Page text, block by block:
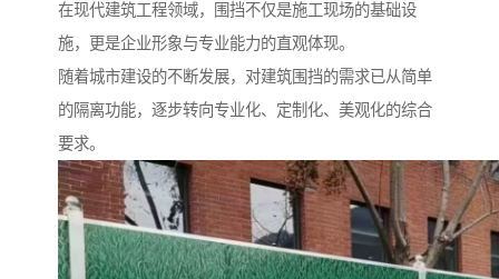
在现代建筑工程领域，围挡不仅是施工现场的基础设
施，更是企业形象与专业能力的直观体现。
随着城市建设的不断发展，对建筑围挡的需求已从简单
的隔离功能，逐步转向专业化、定制化、美观化的综合
要求。